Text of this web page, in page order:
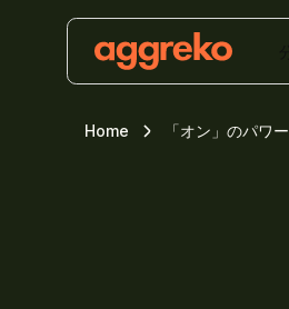
Home 「オン」のパワー